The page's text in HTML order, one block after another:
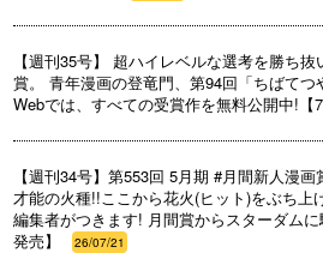
【週刊35号】 超ハイレベルな選考を勝ち
賞。 青年漫画の登竜門、第94回「ちばて
Webでは、すべての受賞作を無料公開中!【7
【週刊34号】第553回 5月期 #月間新人漫
才能の火種!!ここから花火(ヒット)をぶち上
編集者がつきます! 月間賞からスターダム
発売】
26/07/21